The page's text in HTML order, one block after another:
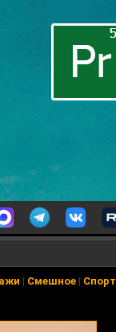
| Смешное| Спорт